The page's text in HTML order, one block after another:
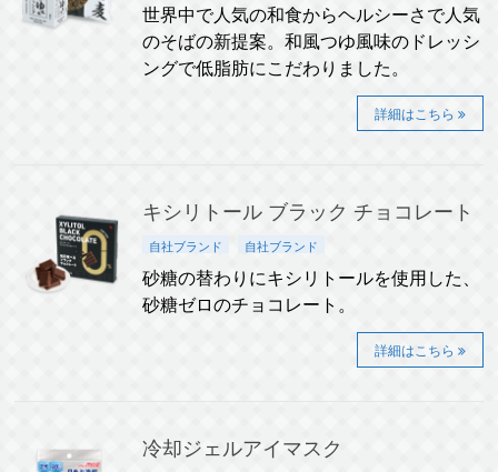
世界中で人気の和食からヘルシーさで人気
のそばの新提案。和風つゆ風味のドレッシ
ングで低脂肪にこだわりました。
詳細はこちら
キシリトール ブラック チョコレート
自社ブランド 自社ブランド
砂糖の替わりにキシリトールを使用した、
砂糖ゼロのチョコレート。
詳細はこちら
冷却ジェルアイマスク